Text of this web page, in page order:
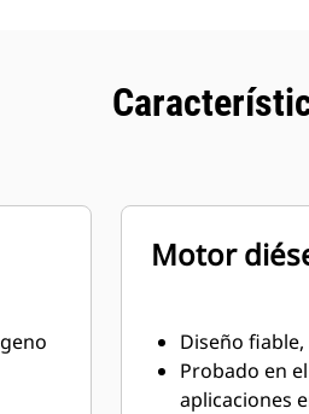
Motor
Diseño
Probado en
aplicaciones